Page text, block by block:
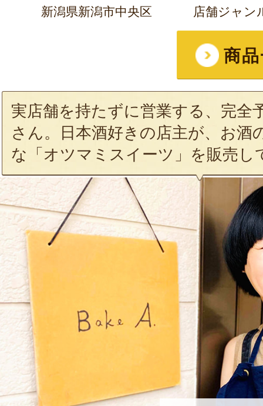
新潟県新潟市中央区 店舗ジャン
商
実店舗を持たずに営業する、完全
さん。日本酒好きの店主が、お酒
な「オツマミスイーツ」を販売し